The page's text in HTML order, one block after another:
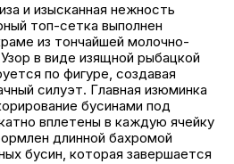
и изысканная нежность
топ-сетка выполнен
из тончайшей молочно-
в виде изящной рыбацкой
по фигуре, создавая
силуэт. Главная изюминка
бусинами под
вплетены в каждую ячейку
длинной бахромой
бусин, которая завершается